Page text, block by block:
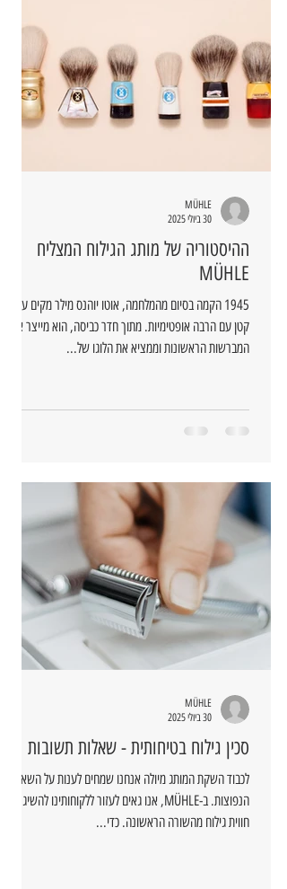
ההיסטוריה של מותג הגילוח המצליח
MÜHLE
1945 הקמה בסיום מהמלחמה, אוטו יוהנס מילר מקים עסק
קטן עם הרבה אופטימיות. מתוך חדר כביסה, הוא מייצר את
המברשות הראשונות וממציא את הלוגו של...
MÜHLE
30 ביולי 2025
סכין גילוח בטיחותית - שאלות תשובות
לכבוד השקת המותג מיולה אנחנו שמחים לענות על השאלות
הנפוצות. ב-MÜHLE, אנו גאים לעזור ללקוחותינו להשיג
חווית גילוח מהשורה הראשונה. כדי...
MÜHLE
30 ביולי 2025